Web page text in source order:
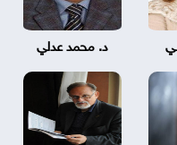
د. محمد عدلي